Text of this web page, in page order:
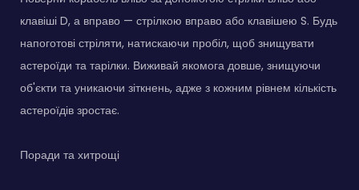
клавіші D, а вправо — стрілкою вправо або клавішею S. Будь
напоготові стріляти, натискаючи пробіл, щоб знищувати
астероїди та тарілки. Виживай якомога довше, знищуючи
об'єкти та уникаючи зіткнень, адже з кожним рівнем кількість
астероїдів зростає.
Поради та хитрощі